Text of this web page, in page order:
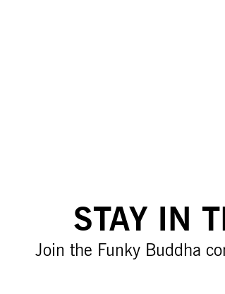
STAY IN
Join the Funky Buddha